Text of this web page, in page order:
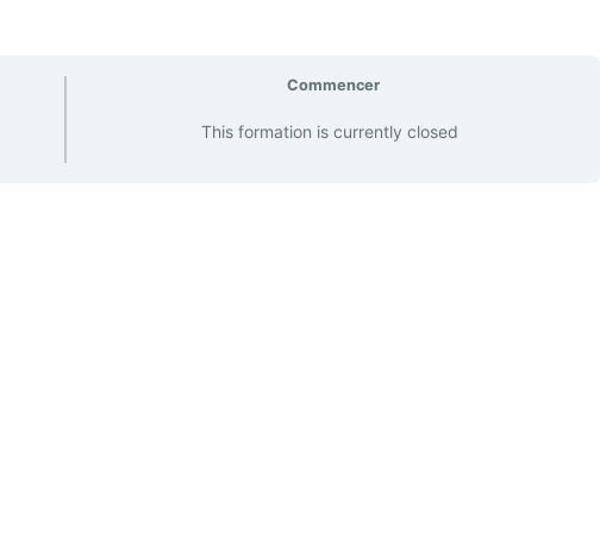
Commencer
This formation is currently closed